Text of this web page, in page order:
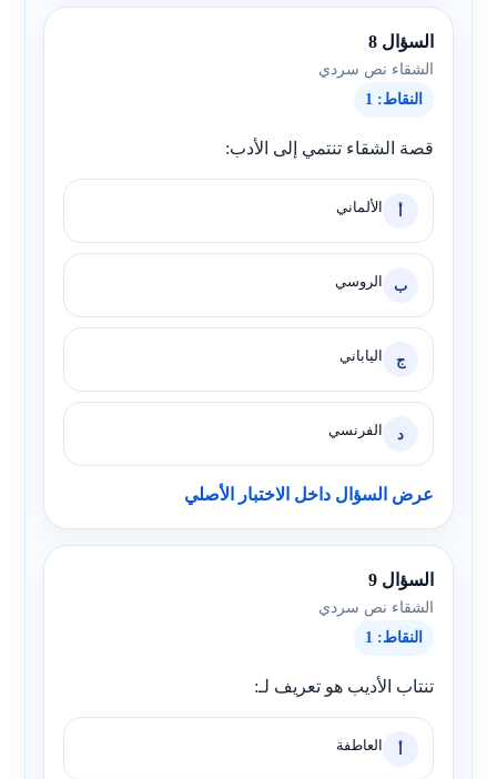
السؤال 8
الشقاء نص سردي
النقاط: 1
قصة الشقاء تنتمي إلى الأدب:
أ الألماني
ب الروسي
ج الياباني
د الفرنسي
عرض السؤال داخل الاختبار الأصلي
السؤال 9
الشقاء نص سردي
النقاط: 1
تنتاب الأديب هو تعريف لـ:
أ العاطفة